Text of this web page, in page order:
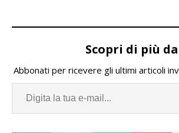
Scopri di più da
Abbonati per ricevere gli ultimi articoli